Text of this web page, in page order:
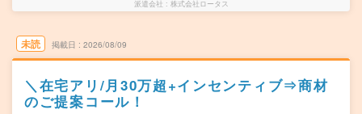
派遣会社 株式会社ロータス
未読 掲載日 2026/08/09
＼在宅アリ/月30万超+インセンティブ⇒商材
のご提案コール！